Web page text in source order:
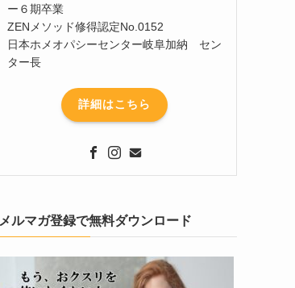
ー６期卒業
ZENメソッド修得認定No.0152
日本ホメオパシーセンター岐阜加納 セン
ター長
詳細はこちら
メルマガ登録で無料ダウンロード